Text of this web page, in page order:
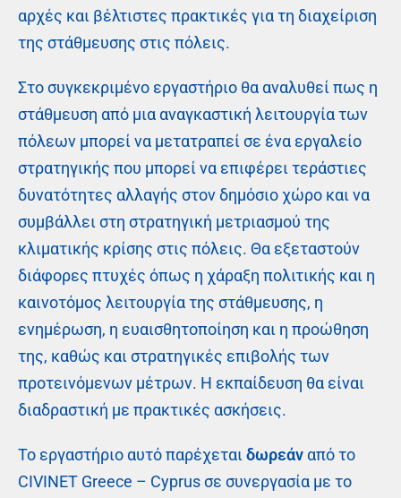
αρχές και βέλτιστες πρακτικές για τη διαχείριση
της στάθμευσης στις πόλεις.
Στο συγκεκριμένο εργαστήριο θα αναλυθεί πως η
στάθμευση από μια αναγκαστική λειτουργία των
πόλεων μπορεί να μετατραπεί σε ένα εργαλείο
στρατηγικής που μπορεί να επιφέρει τεράστιες
δυνατότητες αλλαγής στον δημόσιο χώρο και να
συμβάλλει στη στρατηγική μετριασμού της
κλιματικής κρίσης στις πόλεις. Θα εξεταστούν
διάφορες πτυχές όπως η χάραξη πολιτικής και η
καινοτόμος λειτουργία της στάθμευσης, η
ενημέρωση, η ευαισθητοποίηση και η προώθηση
της, καθώς και στρατηγικές επιβολής των
προτεινόμενων μέτρων. Η εκπαίδευση θα είναι
διαδραστική με πρακτικές ασκήσεις.
Το εργαστήριο αυτό παρέχεται δωρεάν από το
CIVINET Greece – Cyprus σε συνεργασία με το